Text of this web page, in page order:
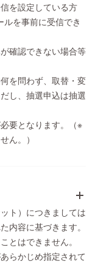
を設定している方
を事前に受信でき
確認できない場合等
を問わず、取替・変
し、抽選申込は抽選
要となります。（※
ん。）
ト）につきましては
内容に基づきます。
とはできません。
らかじめ指定されて